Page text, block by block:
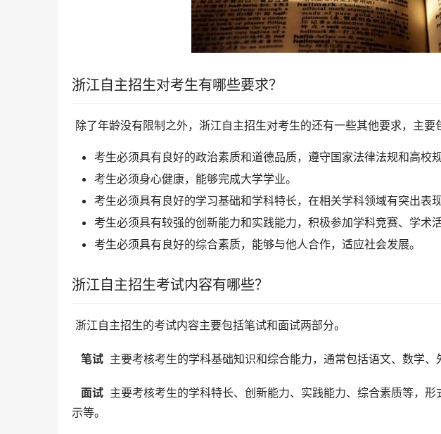
浙江自主招生对考生有哪些要求？
除了年龄没有限制之外，浙江自主招生对考生的还有一些其他要求，主要
考生必须具有良好的政治素质和道德品质，遵守国家法律法规和高校规
考生必须身心健康，能够完成大学学业。
考生必须具有良好的学习基础和学科特长，在相关学科领域有突出表现
考生必须具有较强的创新能力和实践能力，积极参加学科竞赛、学术活
考生必须具有良好的综合素质，能够与他人合作，适应社会发展。
浙江自主招生考试内容有哪些？
浙江自主招生的考试内容主要包括笔试和面试两部分。
  笔试
主要考核考生的学科基础知识和综合能力，通常包括语文、数学、
  面试
主要考核考生的学科特长、创新能力、实践能力、综合素质等，
示等。